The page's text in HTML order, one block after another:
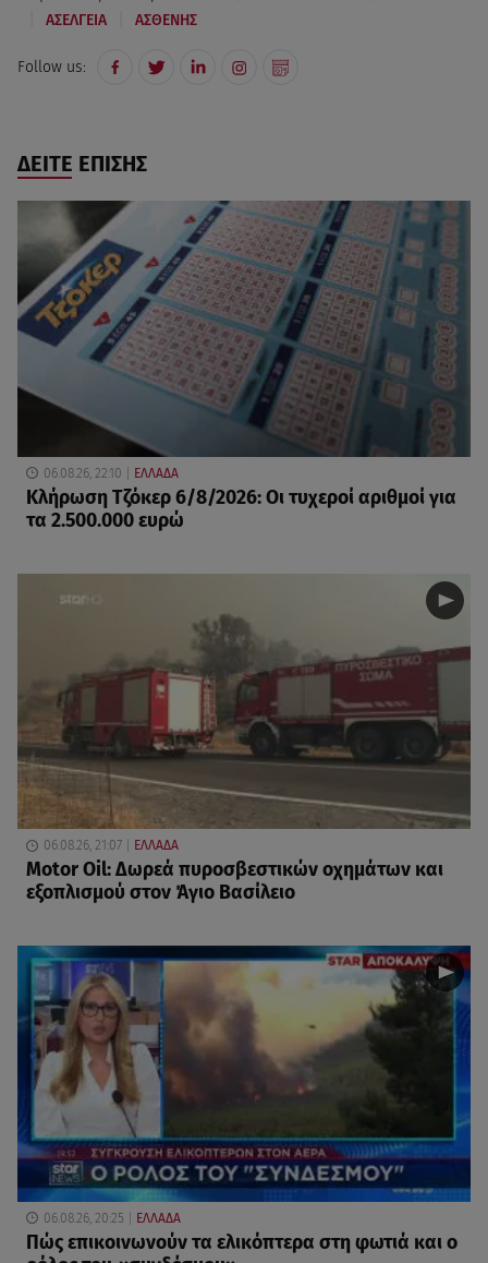
ΑΣΕΛΓΕΙΑ ΑΣΘΕΝΗΣ
Follow us:
ΔΕΙΤΕ ΕΠΙΣΗΣ
06.08.26, 22:10 ΕΛΛΑΔΑ
Κλήρωση Τζόκερ 6/8/2026: Οι τυχεροί αριθμοί για
τα 2.500.000 ευρώ
06.08.26, 21:07 ΕΛΛΑΔΑ
Motor Oil: Δωρεά πυροσβεστικών οχημάτων και
εξοπλισμού στον Άγιο Βασίλειο
06.08.26, 20:25 ΕΛΛΑΔΑ
Πώς επικοινωνούν τα ελικόπτερα στη φωτιά και ο